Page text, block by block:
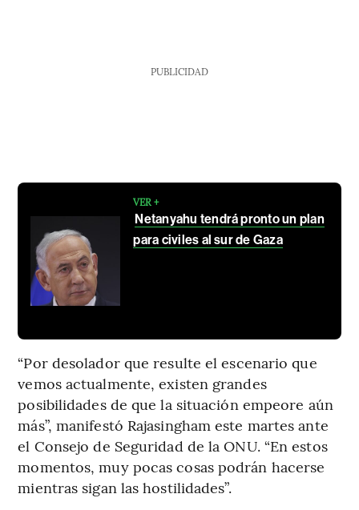
PUBLICIDAD
VER +
Netanyahu tendrá pronto un plan
para civiles al sur de Gaza
“Por desolador que resulte el escenario que
vemos actualmente, existen grandes
posibilidades de que la situación empeore aún
más”, manifestó Rajasingham este martes ante
el Consejo de Seguridad de la ONU. “En estos
momentos, muy pocas cosas podrán hacerse
mientras sigan las hostilidades”.